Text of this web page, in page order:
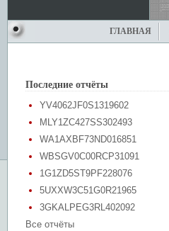
ГЛАВНАЯ
Последние отчёты
YV4062JF0S1319602
MLY1ZC427SS302493
WA1AXBF73ND016851
WBSGV0C00RCP31091
1G1ZD5ST9PF228076
5UXXW3C51G0R21965
3GKALPEG3RL402092
Все отчёты